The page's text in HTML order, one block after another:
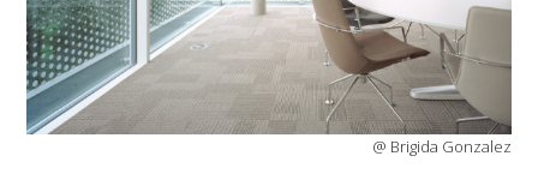
@ Brigida Gonzalez